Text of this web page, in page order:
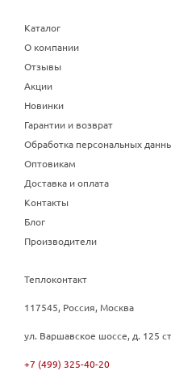
Каталог
О компании
Отзывы
Акции
Новинки
Гарантии и возврат
Обработка персональных
Оптовикам
Доставка и оплата
Контакты
Блог
Производители
Теплоконтакт
117545, Россия, Москва
ул. Варшавское шоссе, д. 125
+7 (499) 325-40-20